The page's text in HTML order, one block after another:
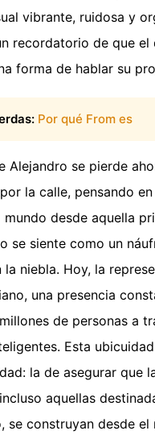
vibrante, ruidosa y
recordatorio de que el
forma de hablar su
Por qué From es
Alejandro se pierde
la calle, pensando
desde aquella
se siente como un
la niebla. Hoy, la
una presencia
de personas a
Esta
la de asegurar que
aquellas
se construyan desde el